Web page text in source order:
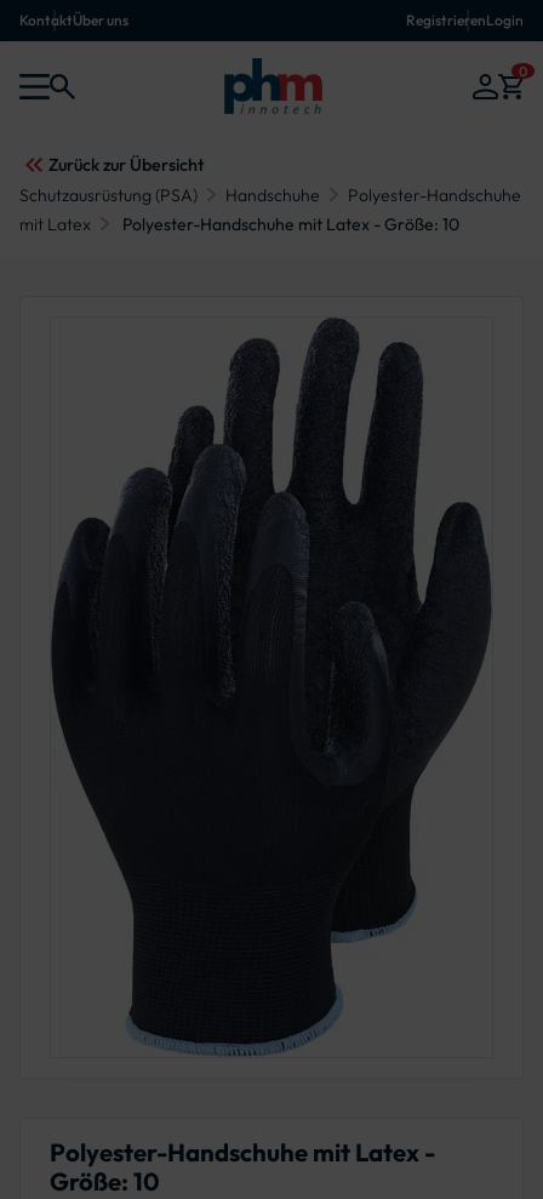
KontaktÜber uns RegistrierenLogin
0
Zurück zur Übersicht
Schutzausrüstung (PSA)
Handschuhe
Polyester-Handschuhe
mit Latex
Polyester-Handschuhe mit Latex - Größe: 10
Polyester-Handschuhe mit Latex -
Größe: 10